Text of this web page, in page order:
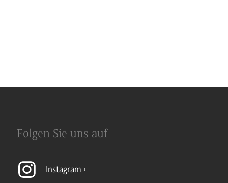
Folgen Sie uns auf
Instagram